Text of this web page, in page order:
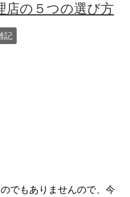
店の５つの選び方
記
でもありませんので、今